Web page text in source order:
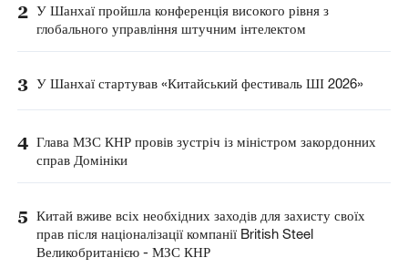
2 У Шанхаї пройшла конференція високого рівня з
глобального управління штучним інтелектом
3 У Шанхаї стартував «Китайський фестиваль ШІ 2026»
4 Глава МЗС КНР провів зустріч із міністром закордонних
справ Домініки
5 Китай вживе всіх необхідних заходів для захисту своїх
прав після націоналізації компанії British Steel
Великобританією - МЗС КНР